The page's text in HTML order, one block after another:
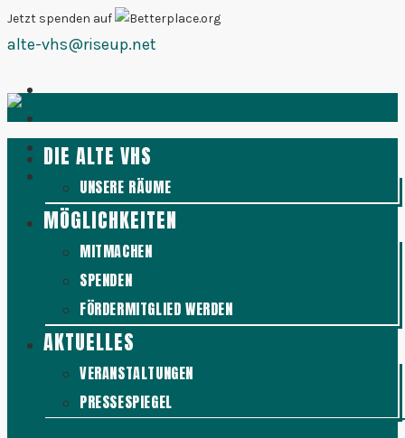
Zum
Inhalt
Jetzt spenden auf
alte-vhs@riseup.net
DIE ALTE VHS
UNSERE RÄUME
MÖGLICHKEITEN
MITMACHEN
SPENDEN
FÖRDERMITGLIED WERDEN
AKTUELLES
VERANSTALTUNGEN
PRESSESPIEGEL